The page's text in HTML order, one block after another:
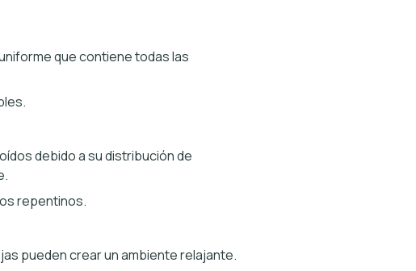
que contiene todas las
debido a su distribución de
repentinos.
pueden crear un ambiente relajante.